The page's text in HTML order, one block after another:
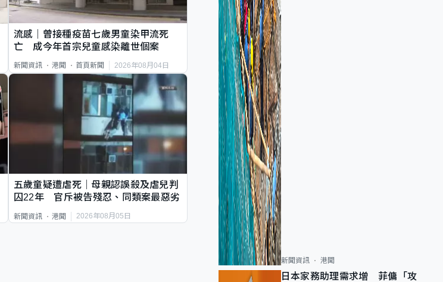
流感｜曾接種疫苗七歲男童染甲流死
亡 成今年首宗兒童感染離世個案
新聞資訊 港聞 首頁新聞 2026年08月04日
五歲童疑遭虐死｜母親認誤殺及虐兒判
囚22年 官斥被告殘忍、同類案最惡劣
新聞資訊 港聞 2026年08月05日
新聞資訊 港聞
日本家務助理需求增 菲傭「攻